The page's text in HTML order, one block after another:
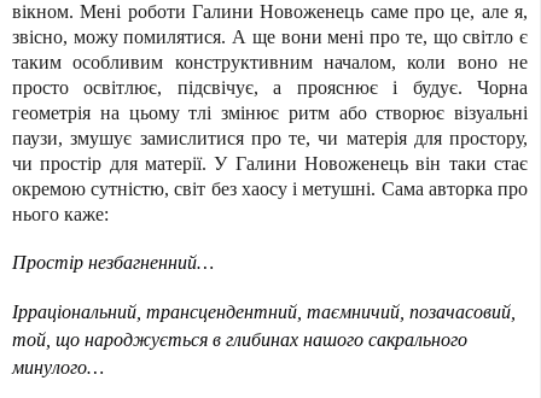
вікном. Мені роботи Галини Новоженець саме про це, але я,
звісно, можу помилятися. А ще вони мені про те, що світло є
таким особливим конструктивним началом, коли воно не
просто освітлює, підсвічує, а прояснює і будує. Чорна
геометрія на цьому тлі змінює ритм або створює візуальні
паузи, змушує замислитися про те, чи матерія для простору,
чи простір для матерії. У Галини Новоженець він таки стає
окремою сутністю, світ без хаосу і метушні. Сама авторка про
нього каже:
Простір незбагненний…
Ірраціональний, трансцендентний, таємничий, позачасовий,
той, що народжується в глибинах нашого сакрального
минулого…